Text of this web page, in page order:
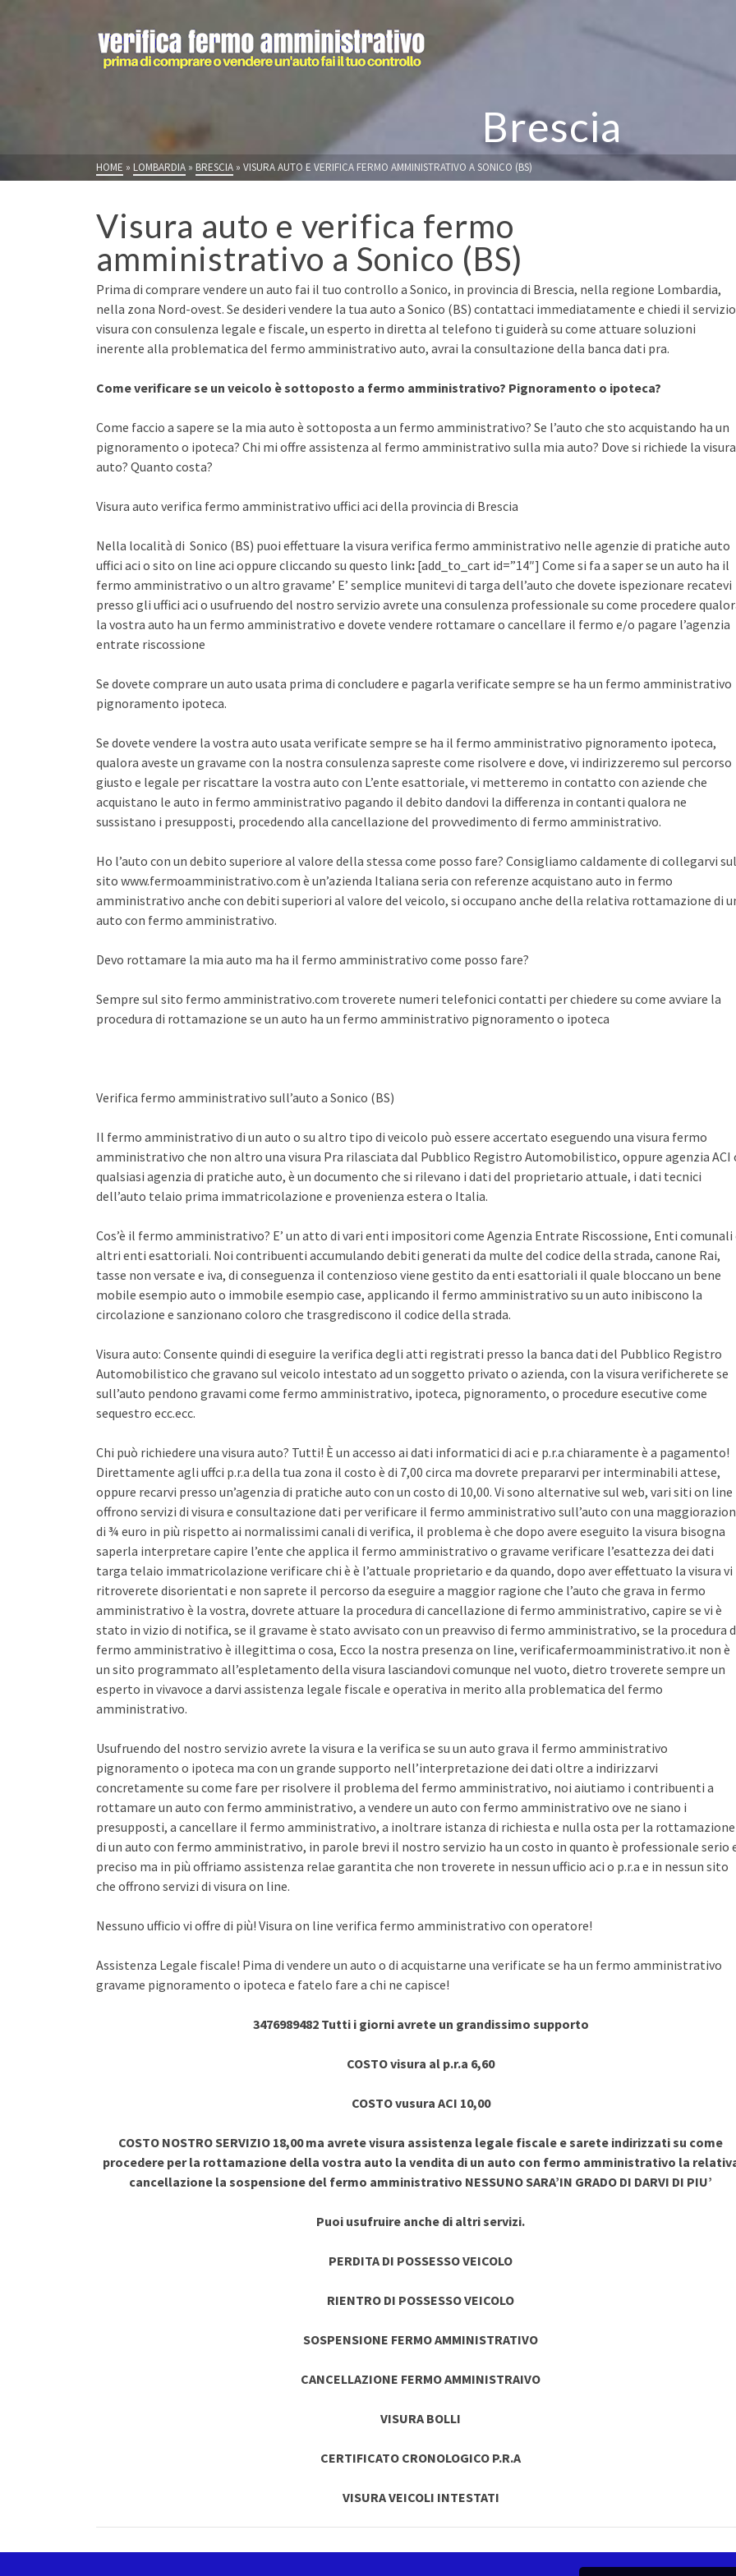
Brescia
HOME » LOMBARDIA » BRESCIA » VISURA AUTO E VERIFICA FERMO AMMINISTRATIVO A SONICO (BS)
Visura auto e verifica fermo
amministrativo a Sonico (BS)
Prima di comprare vendere un auto fai il tuo controllo a Sonico, in provincia di Brescia, nella regione Lombardia,
nella zona Nord-ovest. Se desideri vendere la tua auto a Sonico (BS) contattaci immediatamente e chiedi il servizio
visura con consulenza legale e fiscale, un esperto in diretta al telefono ti guiderà su come attuare soluzioni
inerente alla problematica del fermo amministrativo auto, avrai la consultazione della banca dati pra.
Come verificare se un veicolo è sottoposto a fermo amministrativo? Pignoramento o ipoteca?
Come faccio a sapere se la mia auto è sottoposta a un fermo amministrativo? Se l’auto che sto acquistando ha un
pignoramento o ipoteca? Chi mi offre assistenza al fermo amministrativo sulla mia auto? Dove si richiede la visura
auto? Quanto costa?
Visura auto verifica fermo amministrativo uffici aci della provincia di Brescia
Nella località di Sonico (BS) puoi effettuare la visura verifica fermo amministrativo nelle agenzie di pratiche auto
uffici aci o sito on line aci oppure cliccando su questo link: [add_to_cart id=”14″] Come si fa a saper se un auto ha il
fermo amministrativo o un altro gravame’ E’ semplice munitevi di targa dell’auto che dovete ispezionare recatevi
presso gli uffici aci o usufruendo del nostro servizio avrete una consulenza professionale su come procedere
la vostra auto ha un fermo amministrativo e dovete vendere rottamare o cancellare il fermo e/o pagare l’agenzia
entrate riscossione
Se dovete comprare un auto usata prima di concludere e pagarla verificate sempre se ha un fermo amministrativo
pignoramento ipoteca.
Se dovete vendere la vostra auto usata verificate sempre se ha il fermo amministrativo pignoramento ipoteca,
qualora aveste un gravame con la nostra consulenza sapreste come risolvere e dove, vi indirizzeremo sul percorso
giusto e legale per riscattare la vostra auto con L’ente esattoriale, vi metteremo in contatto con aziende che
acquistano le auto in fermo amministrativo pagando il debito dandovi la differenza in contanti qualora ne
sussistano i presupposti, procedendo alla cancellazione del provvedimento di fermo amministrativo.
Ho l’auto con un debito superiore al valore della stessa come posso fare? Consigliamo caldamente di collegarvi sul
sito www.fermoamministrativo.com è un’azienda Italiana seria con referenze acquistano auto in fermo
amministrativo anche con debiti superiori al valore del veicolo, si occupano anche della relativa rottamazione di
auto con fermo amministrativo.
Devo rottamare la mia auto ma ha il fermo amministrativo come posso fare?
Sempre sul sito fermo amministrativo.com troverete numeri telefonici contatti per chiedere su come avviare la
procedura di rottamazione se un auto ha un fermo amministrativo pignoramento o ipoteca
Verifica fermo amministrativo sull’auto a Sonico (BS)
Il fermo amministrativo di un auto o su altro tipo di veicolo può essere accertato eseguendo una visura fermo
amministrativo che non altro una visura Pra rilasciata dal Pubblico Registro Automobilistico, oppure agenzia ACI
qualsiasi agenzia di pratiche auto, è un documento che si rilevano i dati del proprietario attuale, i dati tecnici
dell’auto telaio prima immatricolazione e provenienza estera o Italia.
Cos’è il fermo amministrativo? E’ un atto di vari enti impositori come Agenzia Entrate Riscossione, Enti comunali
altri enti esattoriali. Noi contribuenti accumulando debiti generati da multe del codice della strada, canone Rai,
tasse non versate e iva, di conseguenza il contenzioso viene gestito da enti esattoriali il quale bloccano un bene
mobile esempio auto o immobile esempio case, applicando il fermo amministrativo su un auto inibiscono la
circolazione e sanzionano coloro che trasgrediscono il codice della strada.
Visura auto: Consente quindi di eseguire la verifica degli atti registrati presso la banca dati del Pubblico Registro
Automobilistico che gravano sul veicolo intestato ad un soggetto privato o azienda, con la visura verificherete se
sull’auto pendono gravami come fermo amministrativo, ipoteca, pignoramento, o procedure esecutive come
sequestro ecc.ecc.
Chi può richiedere una visura auto? Tutti! È un accesso ai dati informatici di aci e p.r.a chiaramente è a pagamento!
Direttamente agli uffci p.r.a della tua zona il costo è di 7,00 circa ma dovrete prepararvi per interminabili attese,
oppure recarvi presso un’agenzia di pratiche auto con un costo di 10,00. Vi sono alternative sul web, vari siti on line
offrono servizi di visura e consultazione dati per verificare il fermo amministrativo sull’auto con una
di ¾ euro in più rispetto ai normalissimi canali di verifica, il problema è che dopo avere eseguito la visura bisogna
saperla interpretare capire l’ente che applica il fermo amministrativo o gravame verificare l’esattezza dei dati
targa telaio immatricolazione verificare chi è è l’attuale proprietario e da quando, dopo aver effettuato la visura vi
ritroverete disorientati e non saprete il percorso da eseguire a maggior ragione che l’auto che grava in fermo
amministrativo è la vostra, dovrete attuare la procedura di cancellazione di fermo amministrativo, capire se vi è
stato in vizio di notifica, se il gravame è stato avvisato con un preavviso di fermo amministrativo, se la procedura
fermo amministrativo è illegittima o cosa, Ecco la nostra presenza on line, verificafermoamministrativo.it non è
un sito programmato all’espletamento della visura lasciandovi comunque nel vuoto, dietro troverete sempre un
esperto in vivavoce a darvi assistenza legale fiscale e operativa in merito alla problematica del fermo
amministrativo.
Usufruendo del nostro servizio avrete la visura e la verifica se su un auto grava il fermo amministrativo
pignoramento o ipoteca ma con un grande supporto nell’interpretazione dei dati oltre a indirizzarvi
concretamente su come fare per risolvere il problema del fermo amministrativo, noi aiutiamo i contribuenti a
rottamare un auto con fermo amministrativo, a vendere un auto con fermo amministrativo ove ne siano i
presupposti, a cancellare il fermo amministrativo, a inoltrare istanza di richiesta e nulla osta per la rottamazione
di un auto con fermo amministrativo, in parole brevi il nostro servizio ha un costo in quanto è professionale serio
preciso ma in più offriamo assistenza relae garantita che non troverete in nessun ufficio aci o p.r.a e in nessun sito
che offrono servizi di visura on line.
Nessuno ufficio vi offre di più! Visura on line verifica fermo amministrativo con operatore!
Assistenza Legale fiscale! Pima di vendere un auto o di acquistarne una verificate se ha un fermo amministrativo
gravame pignoramento o ipoteca e fatelo fare a chi ne capisce!
3476989482 Tutti i giorni avrete un grandissimo supporto
COSTO visura al p.r.a 6,60
COSTO vusura ACI 10,00
COSTO NOSTRO SERVIZIO 18,00 ma avrete visura assistenza legale fiscale e sarete indirizzati su come
procedere per la rottamazione della vostra auto la vendita di un auto con fermo amministrativo la
cancellazione la sospensione del fermo amministrativo NESSUNO SARA’IN GRADO DI DARVI DI PIU’
Puoi usufruire anche di altri servizi.
PERDITA DI POSSESSO VEICOLO
RIENTRO DI POSSESSO VEICOLO
SOSPENSIONE FERMO AMMINISTRATIVO
CANCELLAZIONE FERMO AMMINISTRAIVO
VISURA BOLLI
CERTIFICATO CRONOLOGICO P.R.A
VISURA VEICOLI INTESTATI